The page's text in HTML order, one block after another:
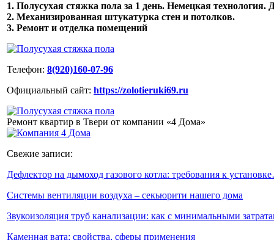
1. Полусухая стяжка пола за 1 день. Немецкая технология.
2. Механизированная штукатурка стен и потолков.
3. Ремонт и отделка помещений
Телефон: 8(920)160-07-96
Официальный сайт: https://zolotieruki69.ru
Ремонт квартир в Твери от компании «4 Дома»
Свежие записи:
Дефлектор на дымоход газового котла: требования к
Системы вентиляции воздуха – секьюрити нашего дома
Звукоизоляция труб канализации: как с минимальными
Каменная вата: свойства, сферы применения